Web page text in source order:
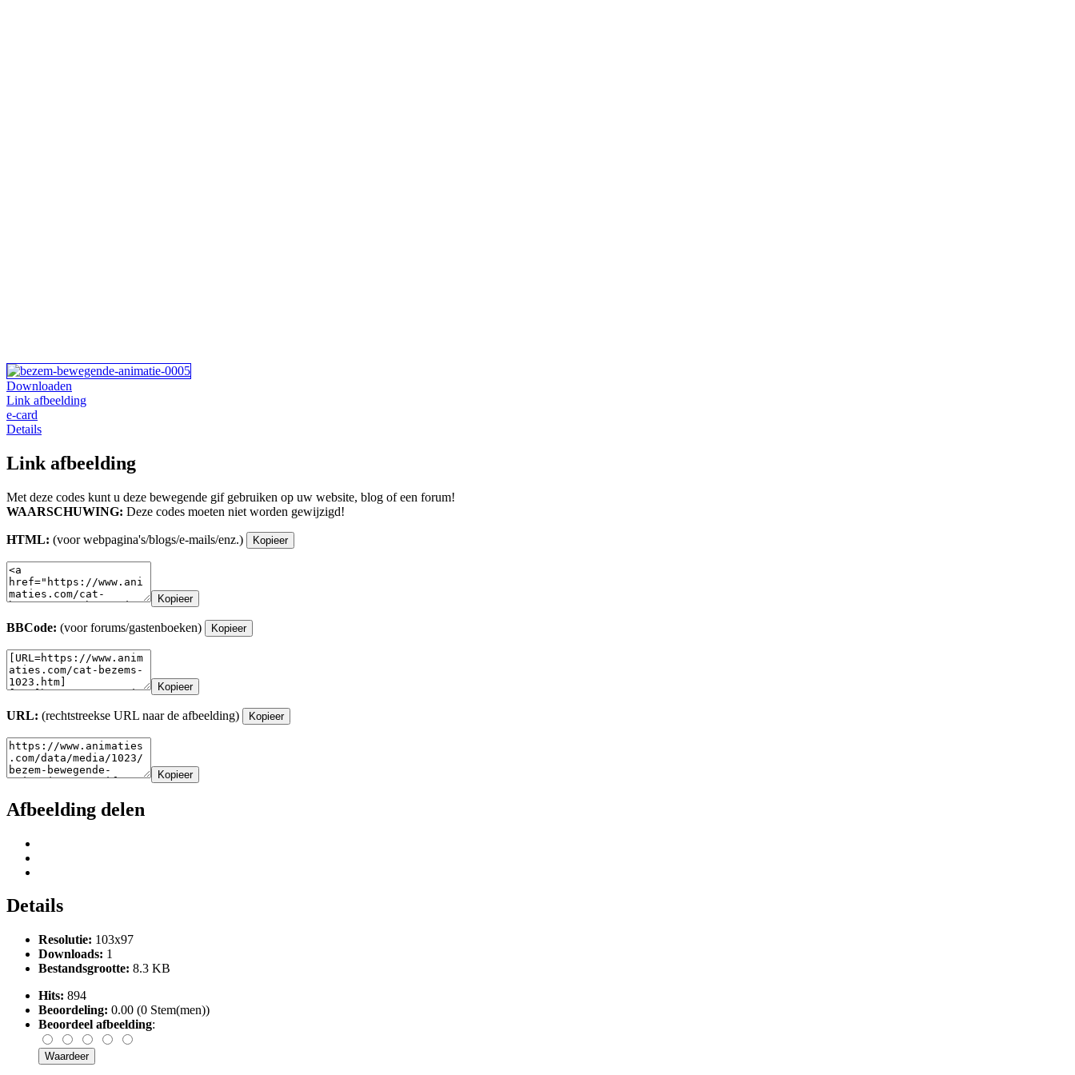
Downloaden
Link afbeelding
e-card
Details
Link afbeelding
Met deze codes kunt u deze bewegende gif gebruiken op uw website, blog of een forum!
WAARSCHUWING: Deze codes moeten niet worden gewijzigd!
HTML: (voor webpagina's/blogs/e-mails/enz.) Kopieer
Kopieer
BBCode: (voor forums/gastenboeken) Kopieer
Kopieer
URL: (rechtstreekse URL naar de afbeelding) Kopieer
Kopieer
Afbeelding delen
Details
Resolutie: 103x97
Downloads: 1
Bestandsgrootte: 8.3 KB
Hits: 894
Beoordeling: 0.00 (0 Stem(men))
Beoordeel afbeelding: